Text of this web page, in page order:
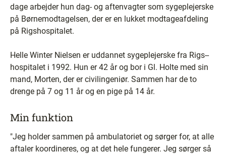
dage arbejder hun dag- og aftenvagter som sygeplejerske
på Børnemodtagelsen, der er en lukket modtageafdeling
på Rigshospitalet.
Helle Winter Nielsen er uddannet sygeplejerske fra Rigs--
hospitalet i 1992. Hun er 42 år og bor i Gl. Holte med sin
mand, Morten, der er civilingeniør. Sammen har de to
drenge på 7 og 11 år og en pige på 14 år.
Min funktion
"Jeg holder sammen på ambulatoriet og sørger for, at alle
aftaler koordineres, og at det hele fungerer. Jeg sørger så